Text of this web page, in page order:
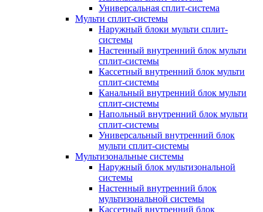
Универсальная сплит-система
Мульти сплит-системы
Наружный блоки мульти сплит-
системы
Настенный внутренний блок мульти
сплит-системы
Кассетный внутренний блок мульти
сплит-системы
Канальный внутренний блок мульти
сплит-системы
Напольный внутренний блок мульти
сплит-системы
Универсальный внутренний блок
мульти сплит-системы
Мультизональные системы
Наружный блок мультизональной
системы
Настенный внутренний блок
мультизональной системы
Кассетный внутренний блок